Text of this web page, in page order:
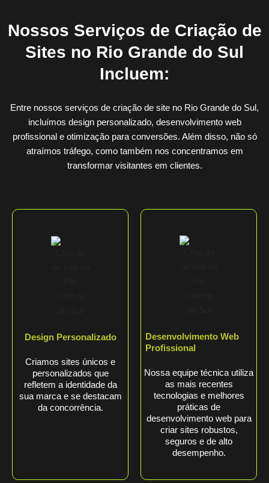
Nossos Serviços de Criação de
Sites no Rio Grande do Sul
Incluem:
Entre nossos serviços de criação de site no Rio Grande do Sul,
incluímos design personalizado, desenvolvimento web
profissional e otimização para conversões. Além disso, não só
atraímos tráfego, como também nos concentramos em
transformar visitantes em clientes.
Design Personalizado
Criamos sites únicos e
personalizados que
refletem a identidade da
sua marca e se destacam
da concorrência.
Desenvolvimento Web
Profissional
Nossa equipe técnica utiliza
as mais recentes
tecnologias e melhores
práticas de
desenvolvimento web para
criar sites robustos,
seguros e de alto
desempenho.